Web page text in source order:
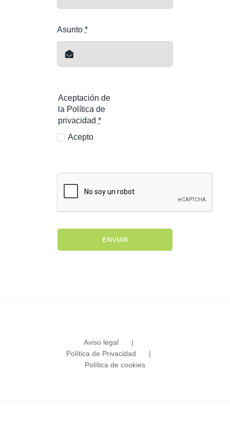
Asunto *
Aceptación de
la Política de
privacidad *
Acepto
ENVIAR
Aviso legal
Política de Privacidad
Política de cookies